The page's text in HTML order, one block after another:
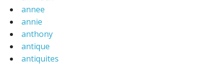
annee
annie
anthony
antique
antiquites